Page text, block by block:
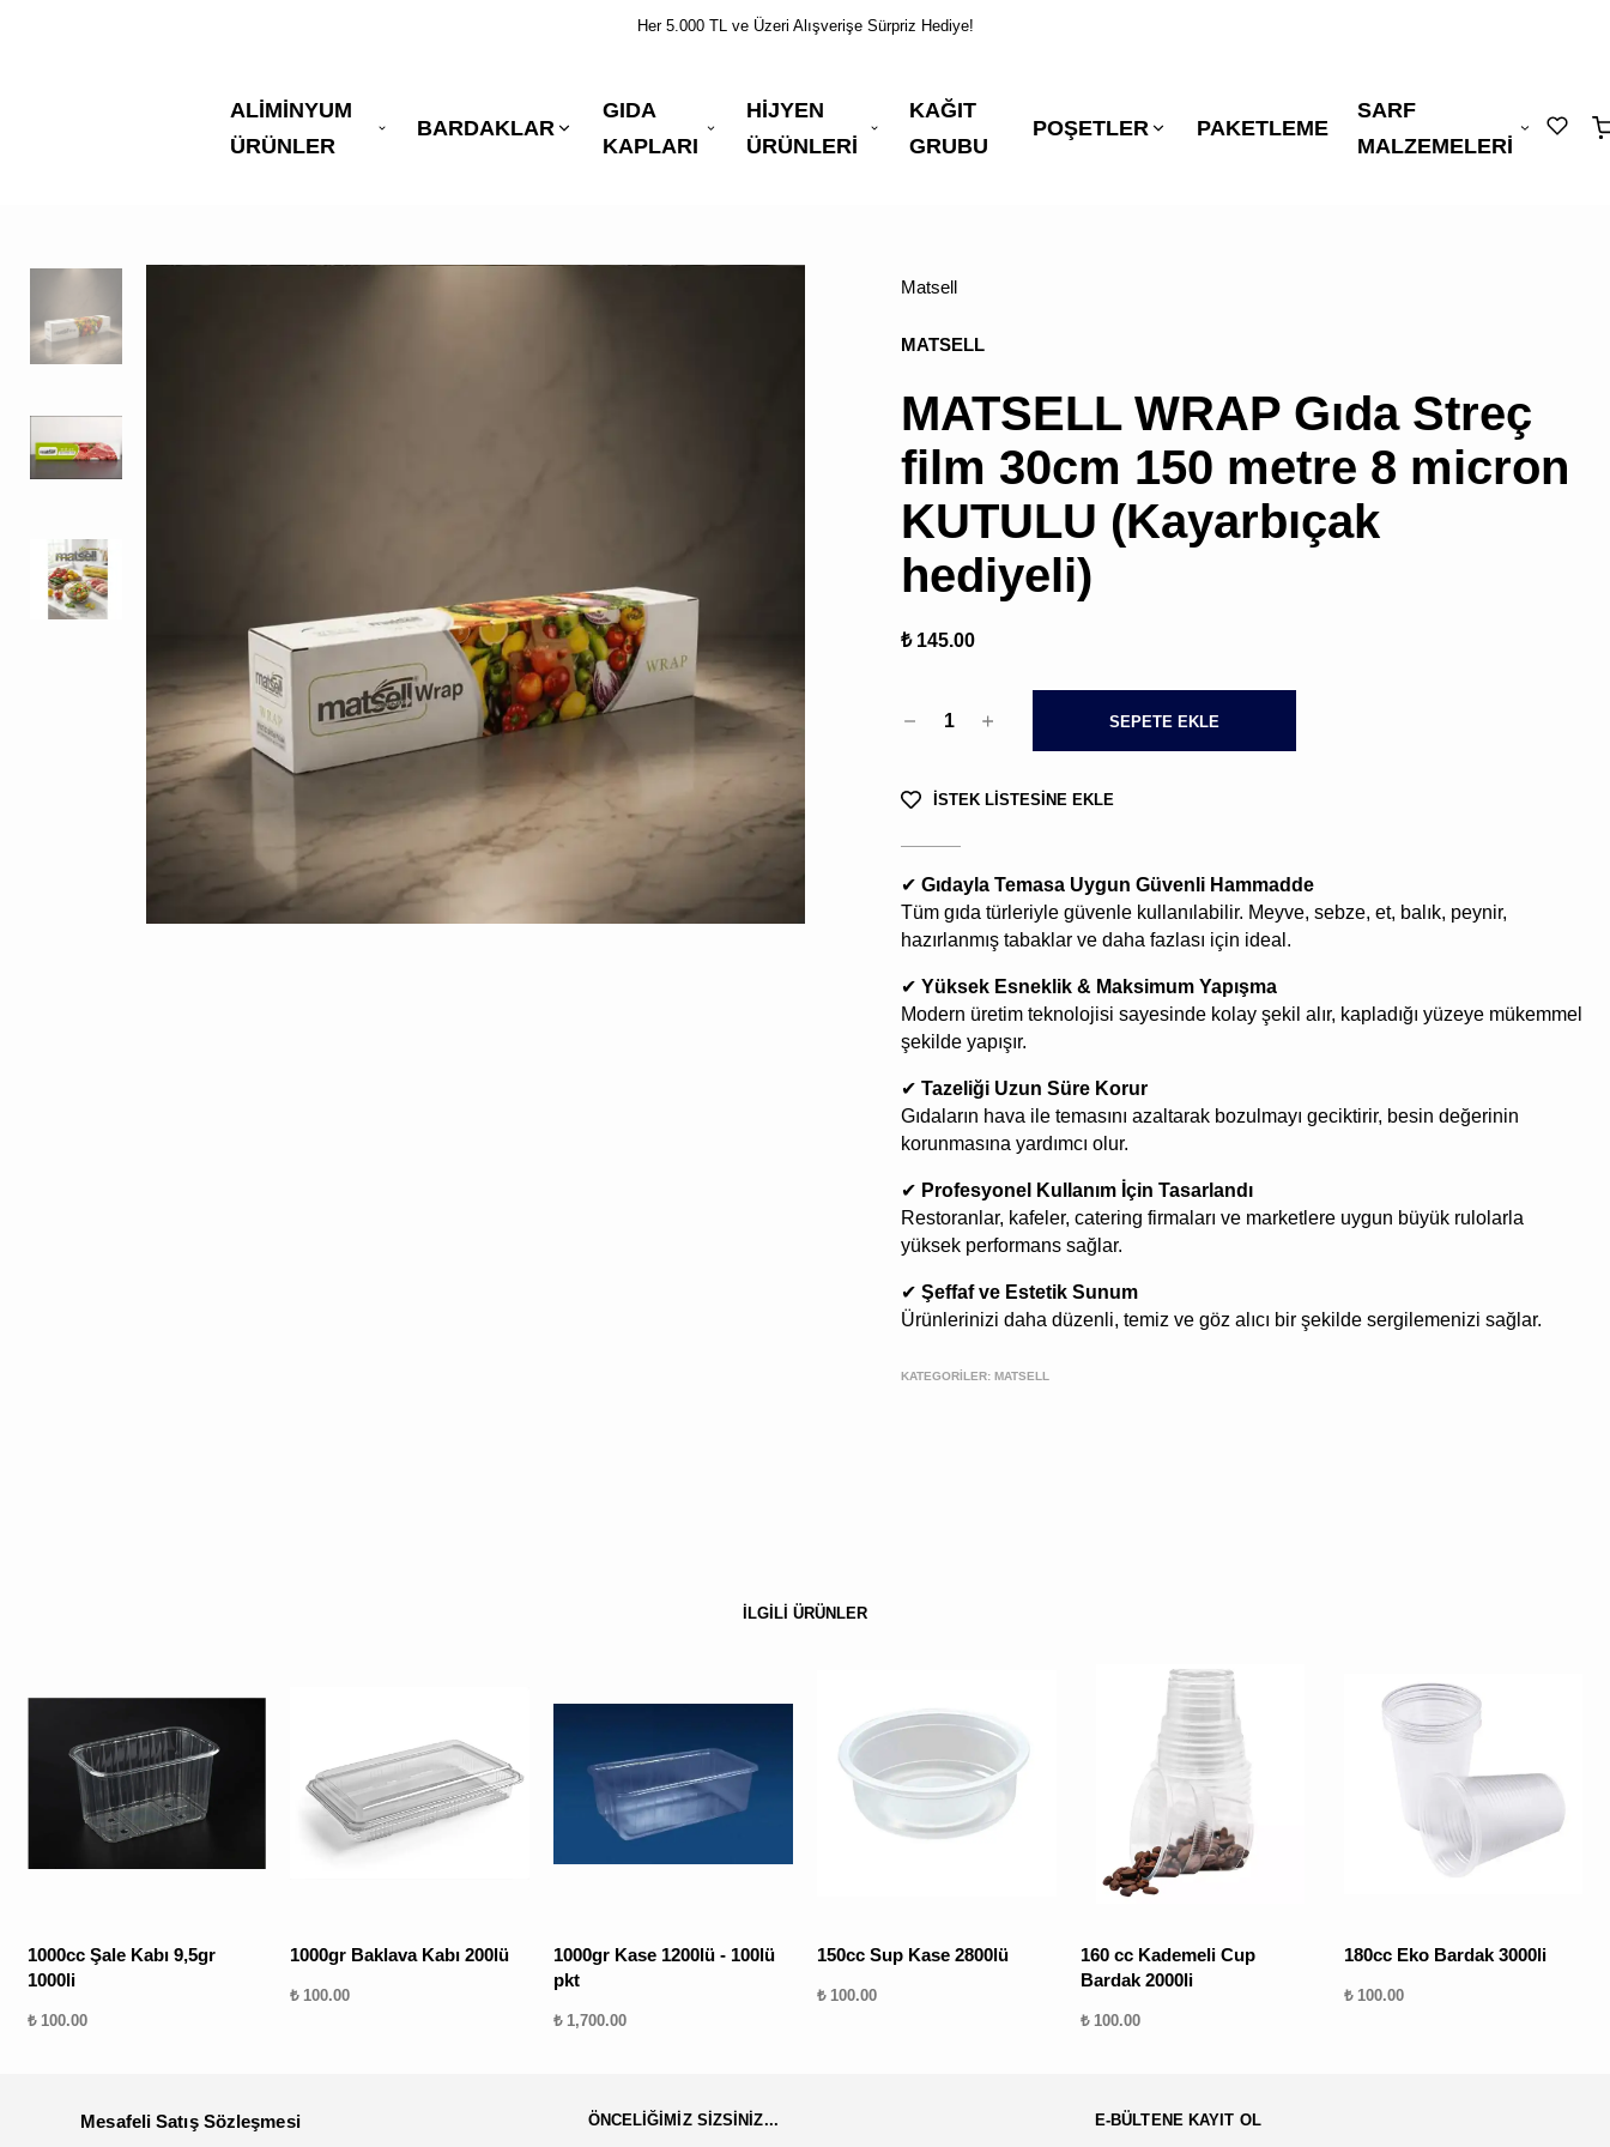
Her 5.000 TL ve Üzeri Alışverişe Sürpriz Hediye!
ALİMİNYUM
ÜRÜNLER
BARDAKLAR
GIDA
KAPLARI
HİJYEN
ÜRÜNLERİ
KAĞIT
GRUBU
POŞETLER PAKETLEME
SARF
MALZEMELERİ
""
Matsell
MATSELL
MATSELL WRAP Gıda Streç
film 30cm 150 metre 8 micron
KUTULU (Kayarbıçak
hediyeli)
₺ 145.00
1 SEPETE EKLE
İSTEK LİSTESİNE EKLE
✔ Gıdayla Temasa Uygun Güvenli Hammadde
Tüm gıda türleriyle güvenle kullanılabilir. Meyve, sebze, et, balık, peynir,
hazırlanmış tabaklar ve daha fazlası için ideal.
✔ Yüksek Esneklik & Maksimum Yapışma
Modern üretim teknolojisi sayesinde kolay şekil alır, kapladığı yüzeye mükemmel
şekilde yapışır.
✔ Tazeliği Uzun Süre Korur
Gıdaların hava ile temasını azaltarak bozulmayı geciktirir, besin değerinin
korunmasına yardımcı olur.
✔ Profesyonel Kullanım İçin Tasarlandı
Restoranlar, kafeler, catering firmaları ve marketlere uygun büyük rulolarla
yüksek performans sağlar.
✔ Şeffaf ve Estetik Sunum
Ürünlerinizi daha düzenli, temiz ve göz alıcı bir şekilde sergilemenizi sağlar.
KATEGORİLER: MATSELL
İLGİLİ ÜRÜNLER
1000cc Şale Kabı 9,5gr
1000li
₺ 100.00
1000gr Baklava Kabı 200lü
₺ 100.00
1000gr Kase 1200lü - 100lü
pkt
₺ 1,700.00
150cc Sup Kase 2800lü
₺ 100.00
160 cc Kademeli Cup
Bardak 2000li
₺ 100.00
180cc Eko Bardak 3000li
₺ 100.00
Mesafeli Satış Sözleşmesi
ÖNCELİĞİMİZ SİZSİNİZ... E-BÜLTENE KAYIT OL